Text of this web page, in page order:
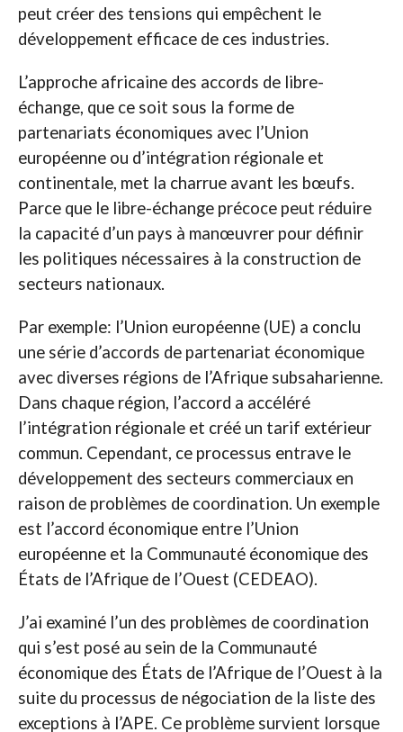
peut créer des tensions qui empêchent le
développement efficace de ces industries.
L’approche africaine des accords de libre-
échange, que ce soit sous la forme de
partenariats économiques avec l’Union
européenne ou d’intégration régionale et
continentale, met la charrue avant les bœufs.
Parce que le libre-échange précoce peut réduire
la capacité d’un pays à manœuvrer pour définir
les politiques nécessaires à la construction de
secteurs nationaux.
Par exemple: l’Union européenne (UE) a conclu
une série d’accords de partenariat économique
avec diverses régions de l’Afrique subsaharienne.
Dans chaque région, l’accord a accéléré
l’intégration régionale et créé un tarif extérieur
commun. Cependant, ce processus entrave le
développement des secteurs commerciaux en
raison de problèmes de coordination. Un exemple
est l’accord économique entre l’Union
européenne et la Communauté économique des
États de l’Afrique de l’Ouest (CEDEAO).
J’ai examiné l’un des problèmes de coordination
qui s’est posé au sein de la Communauté
économique des États de l’Afrique de l’Ouest à la
suite du processus de négociation de la liste des
exceptions à l’APE. Ce problème survient lorsque